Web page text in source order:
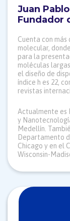
Juan
Fundador
Cuenta con más
molecular,
para la
moléculas
el diseño de
índice h es 22,
revistas
Actualmente es
y
Medellín.
Departamento
Chicago y en el
Wisconsin-